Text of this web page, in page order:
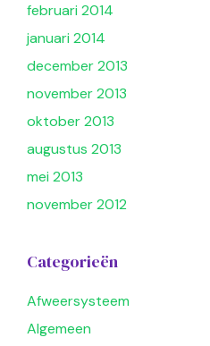
februari 2014
januari 2014
december 2013
november 2013
oktober 2013
augustus 2013
mei 2013
november 2012
Categorieën
Afweersysteem
Algemeen